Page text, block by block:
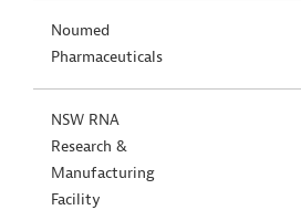
Noumed
Pharmaceuticals
NSW RNA
Research &
Manufacturing
Facility